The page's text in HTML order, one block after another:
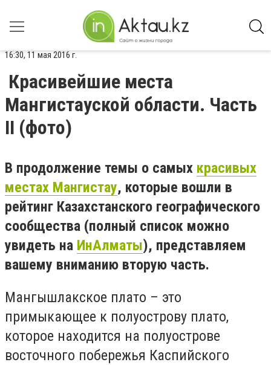
16:30, 11 мая 2016 г.
Красивейшие места
Мангистауской области. Часть
II (фото)
В продолжение темы о самых красивых
местах Мангистау, которые вошли в
рейтинг Казахстанского географического
сообщества (полный список можно
увидеть на ИнАлматы), представляем
вашему вниманию вторую часть.
Мангышлакское плато – это
примыкающее к полуострову плато,
которое находится на полуострове
восточного побережья Каспийского